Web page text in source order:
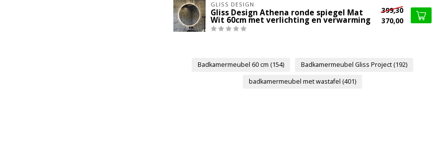
GLISS DESIGN
Gliss Design Athena ronde spiegel Mat
Wit 60cm met verlichting en verwarming
399,30
370,00
Badkamermeubel 60 cm (154) Badkamermeubel Gliss Project(192)
badkamermeubel met wastafel (401)